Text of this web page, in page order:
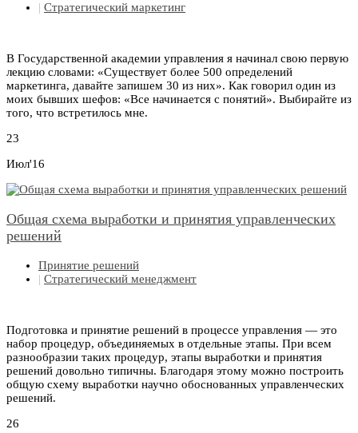
| Стратегический маркетинг
В Государственной академии управления я начинал свою первую
лекцию словами: «Существует более 500 определений
маркетинга, давайте запишем 30 из них». Как говорил один из
моих бывших шефов: «Все начинается с понятий». Выбирайте из
того, что встретилось мне.
23
Июл'16
Общая схема выработки и принятия управленческих
решений
Принятие решений
| Стратегический менеджмент
Подготовка и принятие решений в процессе управления — это
набор процедур, объединяемых в отдельные этапы. При всем
разнообразии таких процедур, этапы выработки и принятия
решений довольно типичны. Благодаря этому можно построить
общую схему выработки научно обоснованных управленческих
решений.
26